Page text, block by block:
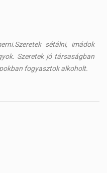
sétálni, imádok
Szeretek jó társaságban
fogyasztok alkoholt.